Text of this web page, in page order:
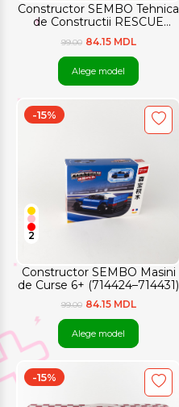
Constructor SEMBO Tehnica
de Constructii RESCUE
TEAM 6+ (720963–720968)
99.00 84.15 MDL
Alege model
Constructor SEMBO Masini
de Curse 6+ (714424–714431)
-15%
2
99.00 84.15 MDL
Alege model
-15%